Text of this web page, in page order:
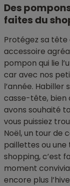
Des
faites du
Protégez sa tête
accessoire
pompon qui lie
car avec nos
l’année.
casse-tête, bien
avons souhaité
vous puissiez
Noël, un tour de
paillettes ou une
shopping, c’est
moment
encore plus